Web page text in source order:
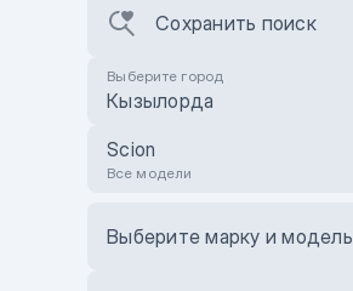
Сохранить поиск
Выберите город
Кызылорда
Scion
Все модели
Выберите марку и модель